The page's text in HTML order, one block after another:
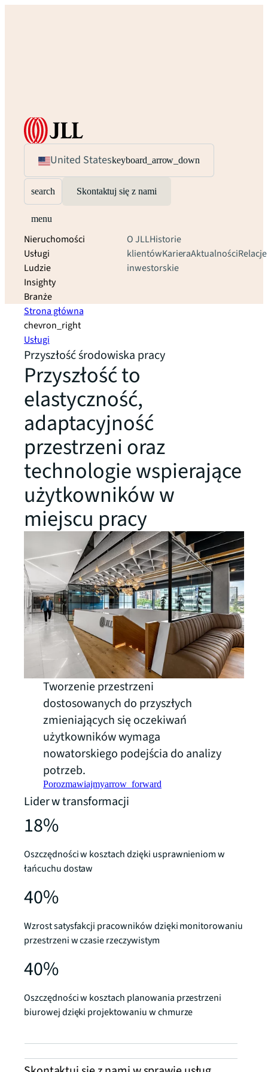
United Stateskeyboard_arrow_down
search Skontaktuj się z nami
menu
Nieruchomości
Usługi
Ludzie
Insighty
Branże
O JLLHistorie
klientówKarieraAktualnościRelacje
inwestorskie
Strona główna
chevron_right
Usługi
Przyszłość środowiska pracy
Przyszłość to
elastyczność,
adaptacyjność
przestrzeni oraz
technologie wspierające
użytkowników w
miejscu pracy
Tworzenie przestrzeni
dostosowanych do przyszłych
zmieniających się oczekiwań
użytkowników wymaga
nowatorskiego podejścia do analizy
potrzeb.
Porozmawiajmyarrow_forward
Lider w transformacji
18%
Oszczędności w kosztach dzięki usprawnieniom w
łańcuchu dostaw
40%
Wzrost satysfakcji pracowników dzięki monitorowaniu
przestrzeni w czasie rzeczywistym
40%
Oszczędności w kosztach planowania przestrzeni
biurowej dzięki projektowaniu w chmurze